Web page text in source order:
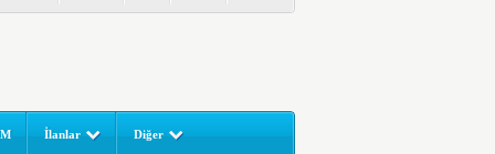
İlanlar Diğer